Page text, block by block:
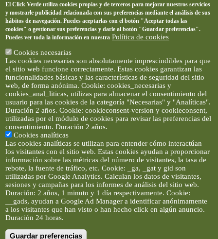
Artículos e imágenes son propiedad de elclickverde ©. No se
El Click Verde utiliza cookies propias y de terceros para mejorar nuestros servicios
y mostrarle publicidad relacionada con sus preferencias mediante el análisis de sus
hábitos de navegación. Puedes aceptarlas con el botón "Aceptar todas las
cookies" o gestionar sus preferencias y darle al botón "Guardar preferencias".
Puedes ver toda la información en nuestra Política de cookies
Cookies necesarias
Las cookies necesarias son absolutamente imprescindibles para que
el sitio web funcione correctamente. Estas cookies garantizan las
funcionalidades básicas y las características de seguridad del sitio
web, de forma anónima. Cookie: cookies_necesarias y
cookies_anal_liticas, utilizas para almacenar el consentimiento del
usuario para las cookies de la categoría "Necesarias" y "Analíticas".
Duración 2 años. Cookie: cookieconsent-version y cookieconsent,
utilizadas por el módulo de cookies para revisar las preferencias del
consentimiento. Duración 2 años.
Cookies analíticas
Las cookies analíticas se utilizan para entender cómo interactúan
los visitantes con el sitio web. Estas cookies ayudan a proporcionar
información sobre las métricas del número de visitantes, la tasa de
rebote, la fuente de tráfico, etc. Cookie: _ga, _gat y gid son
utilizadas por Google Analytics. Calculan los datos de visitantes,
sesiones y campañas para los informes de análisis del sitio web.
Duración: 2 años, 1 minuto y 1 día respectivamente. Cookie:
__gads, ayudan a Google Ad Manager a identificar anónimamente
a los visitantes que han visto o han hecho click en algún anuncio.
Duración 24 horas.
Guardar preferencias